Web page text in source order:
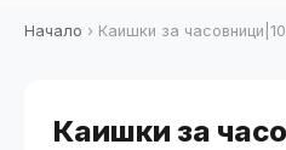
🎁
Начало › Каишки за
Каишки за